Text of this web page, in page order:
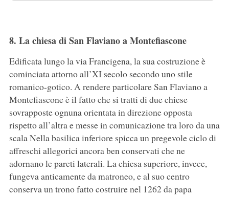
8. La chiesa di San Flaviano a Montefiascone
Edificata lungo la via Francigena, la sua costruzione è
cominciata attorno all’XI secolo secondo uno stile
romanico-gotico. A rendere particolare San Flaviano a
Montefiascone è il fatto che si tratti di due chiese
sovrapposte ognuna orientata in direzione opposta
rispetto all’altra e messe in comunicazione tra loro da una
scala Nella basilica inferiore spicca un pregevole ciclo di
affreschi allegorici ancora ben conservati che ne
adornano le pareti laterali. La chiesa superiore, invece,
fungeva anticamente da matroneo, e al suo centro
conserva un trono fatto costruire nel 1262 da papa